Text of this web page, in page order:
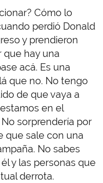
Cómo lo
perdió Donald
y prendieron
que hay una
acá. Es una
que no. No tengo
de que vaya a
en el
sorprendería por
que sale con una
No sabes
y las personas que
derrota.